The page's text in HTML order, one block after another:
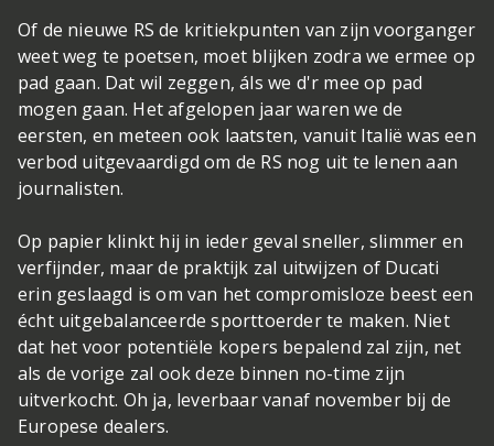
Of de nieuwe RS de kritiekpunten van zijn voorganger
weet weg te poetsen, moet blijken zodra we ermee op
pad gaan. Dat wil zeggen, áls we d'r mee op pad
mogen gaan. Het afgelopen jaar waren we de
eersten, en meteen ook laatsten, vanuit Italië was een
verbod uitgevaardigd om de RS nog uit te lenen aan
journalisten.
Op papier klinkt hij in ieder geval sneller, slimmer en
verfijnder, maar de praktijk zal uitwijzen of Ducati
erin geslaagd is om van het compromisloze beest een
écht uitgebalanceerde sporttoerder te maken. Niet
dat het voor potentiële kopers bepalend zal zijn, net
als de vorige zal ook deze binnen no-time zijn
uitverkocht. Oh ja, leverbaar vanaf november bij de
Europese dealers.